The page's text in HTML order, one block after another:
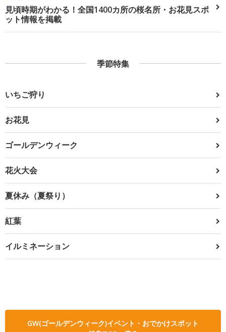
見頃時期がわかる！全国1400カ所の桜名所・お花見スポ
ット情報を掲載
季節特集
いちご狩り
お花見
ゴールデンウィーク
花火大会
夏休み（夏祭り）
紅葉
イルミネーション
GW(ゴールデンウィーク)イベント・おでかけスポット